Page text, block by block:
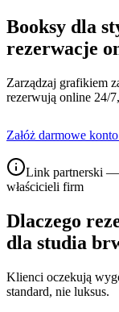
Booksy dla
rezerwacje
Zarządzaj grafikiem
rezerwują online 24/
Załóż darmowe
Link partnerski —
właścicieli firm
Dlaczego
dla studia
Klienci oczekują
standard, nie luksus.